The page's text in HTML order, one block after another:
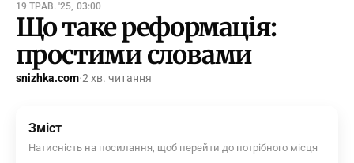
19 ТРАВ. '25, 03:00
Що таке реформація:
простими словами
snizhka.com·2 хв. читання
Зміст
Натисність на посилання, щоб перейти до потрібного місця